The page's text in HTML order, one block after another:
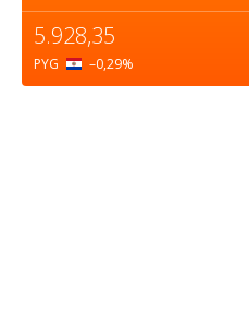
5.928,35
PYG –0,29%